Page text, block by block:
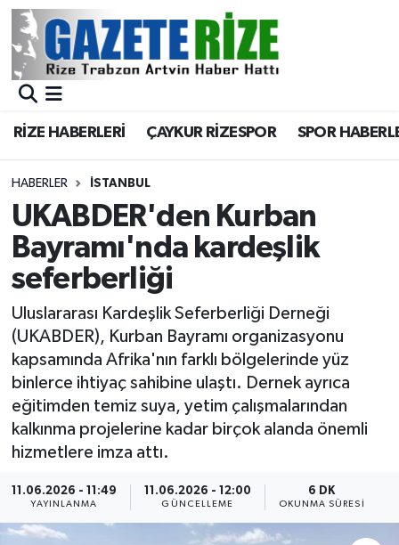
RİZE HABERLERİ ÇAYKUR RİZESPOR SPOR
HABERLER İSTANBUL
UKABDER'den Kurban
Bayramı'nda kardeşlik
seferberliği
Uluslararası Kardeşlik Seferberliği Derneği
(UKABDER), Kurban Bayramı organizasyonu
kapsamında Afrika'nın farklı bölgelerinde yüz
binlerce ihtiyaç sahibine ulaştı. Dernek ayrıca
eğitimden temiz suya, yetim çalışmalarından
kalkınma projelerine kadar birçok alanda önemli
hizmetlere imza attı.
11.06.2026 - 11:49
YAYINLANMA
11.06.2026 - 12:00
GÜNCELLEME
6 DK
OKUNMA SÜRESI
BÖLGEMİZ
Asayiş
Rize Jandarma Komutanlığı
Bilim Teknoloji
Advertising news
Canlı Maç
ÇEVRE
Dünya
Merkez Nöbetçi Eczaneler
Merkez Trafik Yoğunluk Haritası
Süper Lig Puan Durumu ve Fikstür
Tüm Manşetler
Son Dakika Haberleri
Haber Arşivi